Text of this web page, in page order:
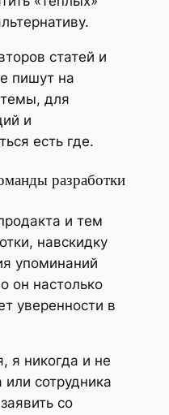
статей и
пишут на
для
и
есть где.
разработки
и тем
навскидку
упоминаний
он настолько
уверенности в
я никогда и не
сотрудника
со